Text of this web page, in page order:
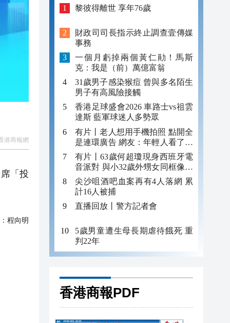
港商報網
「投
程向明
黎彼得離世 享年76歲
財政司司長指示終止調查壹傳媒
事務
一個月虧掉兩個黃仁勛！馬斯
克：我是（前）萬億富翁
31歲男子感染猴痘 曾與多名陌生
男子有高風險接觸
香港足球盛會2026 車路士vs祖雲
達斯 藍軍球迷人多勢眾
有片丨老人想用手機拍照 點開全
是連環廣告 網友：年輕人看了都
迷糊 何況老年人
有片丨63歲何超瓊現身西班牙電
音派對 與小32歲外甥女同框像姐
妹
尖沙咀酒吧血案再有4人落網 累
計16人被捕
直播回放丨警方記者會
5歲男童遭生母長期虐待餓死 重
判22年
香港商報PDF